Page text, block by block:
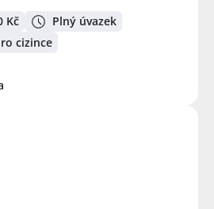
Kč
Plný úvazek
cizince